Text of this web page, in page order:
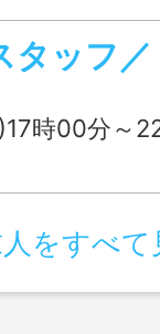
丁寧に指導
期間終了後
なし
又は 10時 00分 ～
をすべて